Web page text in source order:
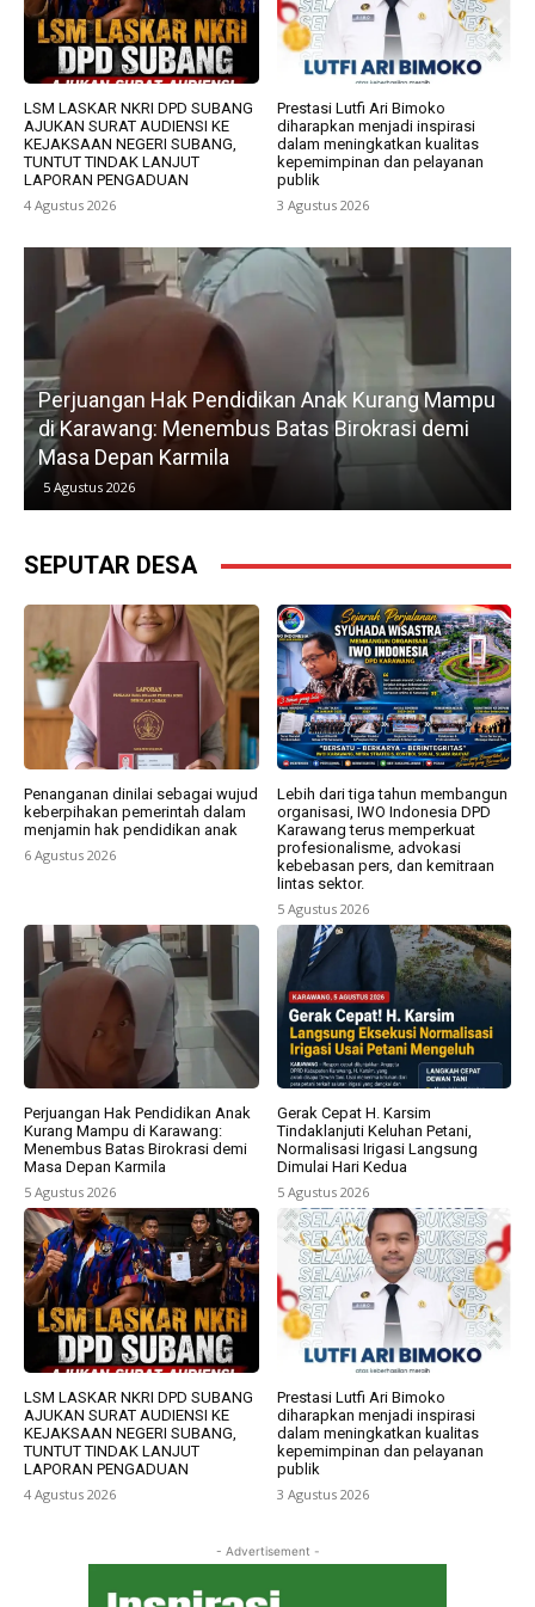
LSM LASKAR NKRI DPD SUBANG
AJUKAN SURAT AUDIENSI KE
KEJAKSAAN NEGERI SUBANG,
TUNTUT TINDAK LANJUT
LAPORAN PENGADUAN
4 Agustus 2026
Prestasi Lutfi Ari Bimoko
diharapkan menjadi inspirasi
dalam meningkatkan kualitas
kepemimpinan dan pelayanan
publik
3 Agustus 2026
Gerak Cepat H. Karsim Tindaklanjuti Keluhan
Petani, Normalisasi Irigasi Langsung Dimulai Hari
Kedua
5 Agustus 2026
SEPUTAR DESA
Penanganan dinilai sebagai wujud
keberpihakan pemerintah dalam
menjamin hak pendidikan anak
6 Agustus 2026
Lebih dari tiga tahun membangun
organisasi, IWO Indonesia DPD
Karawang terus memperkuat
profesionalisme, advokasi
kebebasan pers, dan kemitraan
lintas sektor.
5 Agustus 2026
Perjuangan Hak Pendidikan Anak
Kurang Mampu di Karawang:
Menembus Batas Birokrasi demi
Masa Depan Karmila
5 Agustus 2026
Gerak Cepat H. Karsim
Tindaklanjuti Keluhan Petani,
Normalisasi Irigasi Langsung
Dimulai Hari Kedua
5 Agustus 2026
LSM LASKAR NKRI DPD SUBANG
AJUKAN SURAT AUDIENSI KE
KEJAKSAAN NEGERI SUBANG,
TUNTUT TINDAK LANJUT
LAPORAN PENGADUAN
4 Agustus 2026
Prestasi Lutfi Ari Bimoko
diharapkan menjadi inspirasi
dalam meningkatkan kualitas
kepemimpinan dan pelayanan
publik
3 Agustus 2026
- Advertisement -